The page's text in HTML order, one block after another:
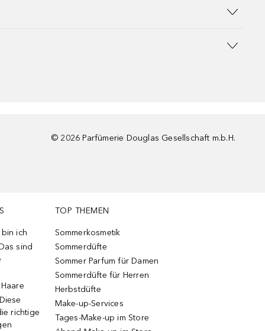
© 2026 Parfümerie Douglas Gesellschaft m.b.H.
ich
sind
richtige
TOP THEMEN
Sommerkosmetik
Sommerdüfte
Sommer Parfum für Damen
Sommerdüfte für Herren
Herbstdüfte
Make-up-Services
Tages-Make-up im Store